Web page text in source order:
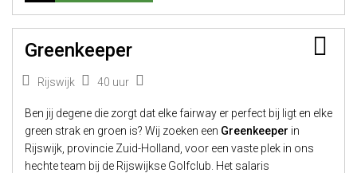
Greenkeeper
Rijswijk 40 uur
Ben jij degene die zorgt dat elke fairway er perfect bij ligt en elke
green strak en groen is? Wij zoeken een Greenkeeper in
Rijswijk, provincie Zuid-Holland, voor een vaste plek in ons
hechte team bij de Rijswijkse Golfclub. Het salaris